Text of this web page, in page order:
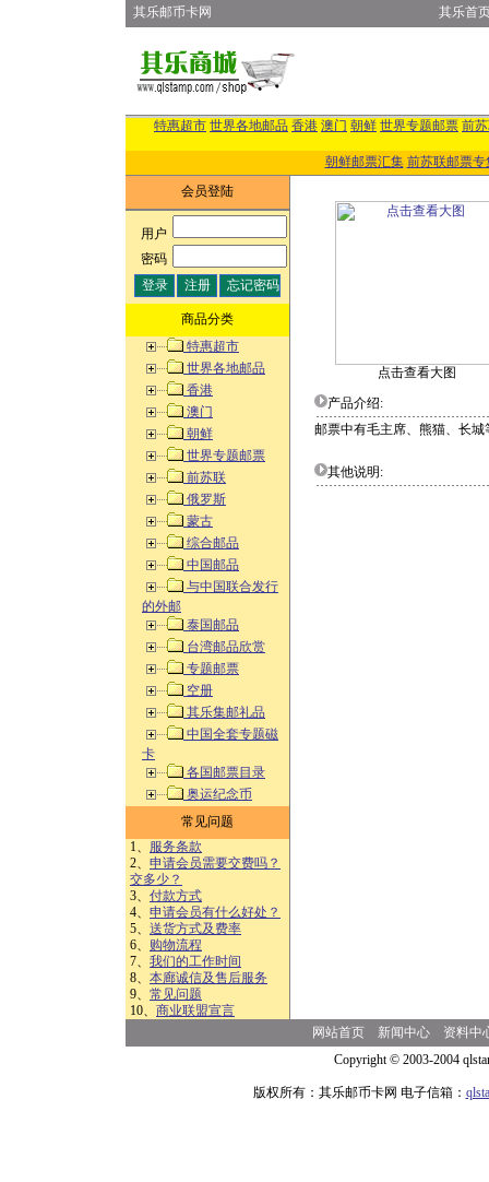
其乐邮币卡网 其乐首
特惠超市 世界各地邮品 香港 澳门 朝鲜 世界专题邮票 前
朝鲜邮票汇集 前苏联邮票专
会员登陆
用户:
密码:
商品分类
特惠超市
世界各地邮品
香港
澳门
朝鲜
世界专题邮票
前苏联
俄罗斯
蒙古
综合邮品
中国邮品
与中国联合发行
的外邮
泰国邮品
台湾邮品欣赏
专题邮票
空册
其乐集邮礼品
中国全套专题磁
卡
各国邮票目录
奥运纪念币
常见问题
1、 服务条款
2、 申请会员需要交费吗？
交多少？
3、 付款方式
4、 申请会员有什么好处？
5、 送货方式及费率
6、 购物流程
7、 我们的工作时间
8、 本廊诚信及售后服务
9、 常见问题
10、 商业联盟宣言
点击查看大图
产品介绍:
邮票中有毛主席、熊猫、长城
其他说明:
网站首页 新闻中心
资料中
Copyright © 2003-2004
版权所有：其乐邮币卡网 电子信箱：